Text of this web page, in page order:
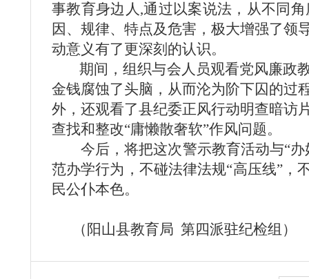
事教育身边人,通过以案说法，从不同
因、规律、特点及危害，极大增强了领
动意义有了更深刻的认识。
期间，组织与会人员观看党风廉政
金钱腐蚀了头脑，从而沦为阶下囚的过
外，还观看了县纪委正风行动明查暗访
查找和整改“庸懒散奢软”作风问题。
今后，将把这次警示教育活动与“办
范办学行为，不碰法律法规“高压线”，
民公仆本色。
（ 阳山县教育局 第四派驻纪检组）